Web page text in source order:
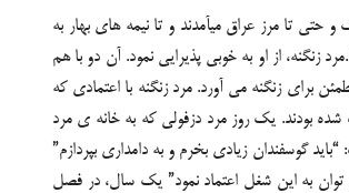
حتی تا مرز عراق میآمدند و تا نیمه های بهار به
از او به خوبی پذیرایی نمود. آن دو با هم
زنگنه می آورد. مرد زنگنه با اعتمادی که
شده بودند. یک روز مرد دزفولی که به خانه ی مرد
گوسفندان زیادی بخرم و به دامداری بپردازم”
توان به این شغل اعتماد نمود” یک سال، در فصل